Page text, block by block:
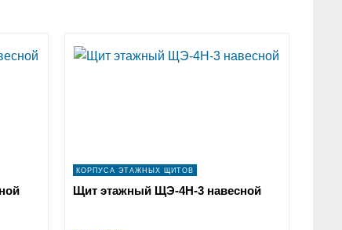
КОРПУСА ЭТАЖНЫХ ЩИТОВ
Щит этажный ЩЭ-4Н-3 навесной